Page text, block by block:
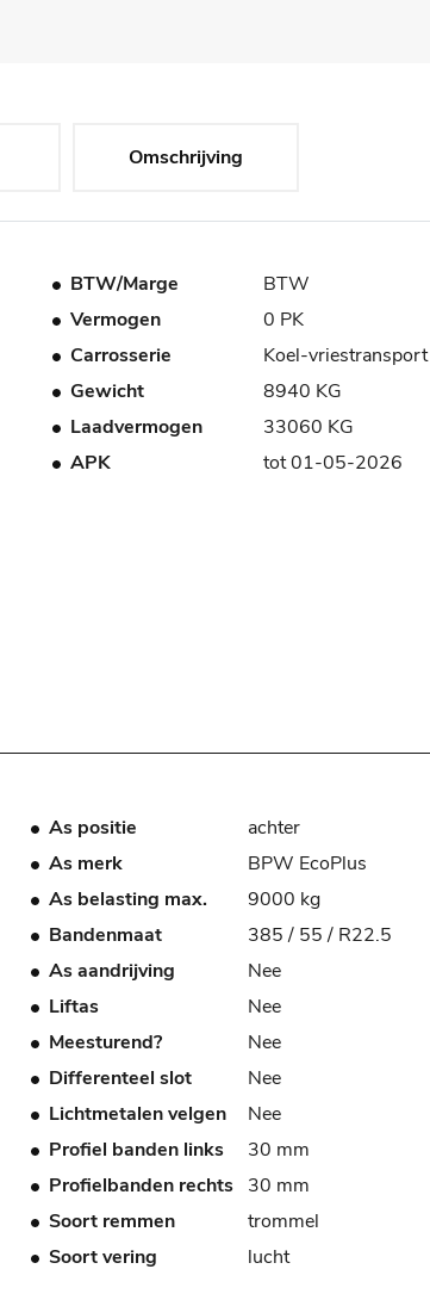
Omschrijving
BTW/Marge
BTW
Vermogen
0 PK
Carrosserie
Koel-vriestransport
Gewicht
8940 KG
Laadvermogen
33060 KG
APK
tot 01-05-2026
As positie
achter
As merk
BPW EcoPlus
As belasting max.
9000 kg
Bandenmaat
385 / 55 / R22.5
As aandrijving
Nee
Liftas
Nee
Meesturend?
Nee
Differenteel slot
Nee
Lichtmetalen velgen
Nee
Profiel banden links
30 mm
Profielbanden rechts 30 mm
Soort remmen
trommel
Soort vering
lucht